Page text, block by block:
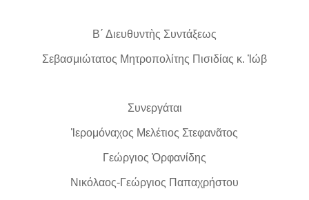
Β΄ Διευθυντὴς Συντάξεως
Σεβασμιώτατος Μητροπολίτης Πισιδίας κ. Ἰώβ
Συνεργάται
Ἱερομόναχος Μελέτιος Στεφανᾶτος
Γεώργιος Ὀρφανίδης
Νικόλαος-Γεώργιος Παπαχρήστου